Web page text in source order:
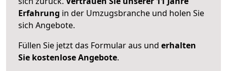
Erfahrung in der Umzugsbranche und holen Sie
sich Angebote.
Füllen Sie jetzt das Formular aus und erhalten
Sie kostenlose Angebote.